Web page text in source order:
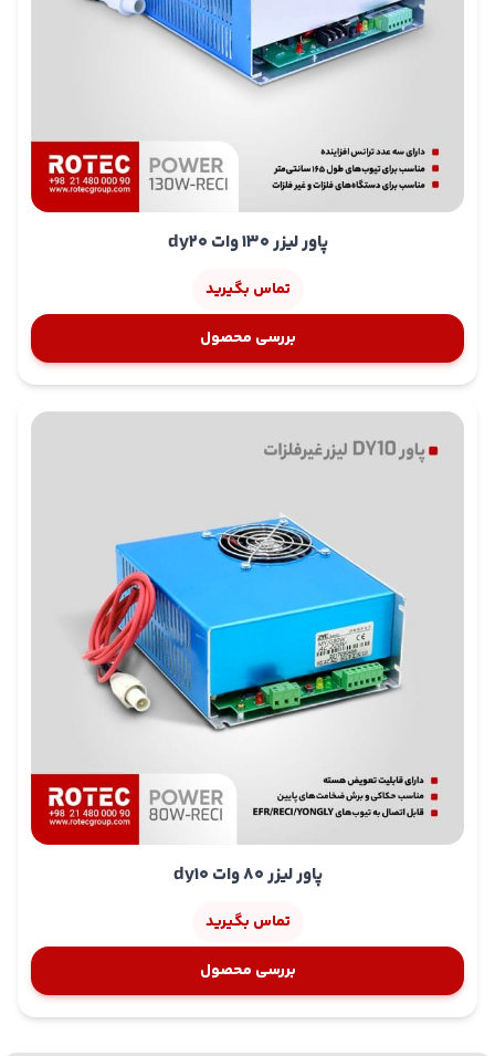
DC
کمتر از ۱ میلی‌آمپر در ۲۲۰ ولت)
میانگین طول عمر کاری این منابع تغذیه بیش از
۳۰٬۰۰۰
ساعت
است که اطمینان خاطر بالایی برای کاربران صنعتی فراهم
انواع دستگاه لیزر غیر فلزات محسوب می‌شوند این منابع با
توان خروجی پایدار، بازدهی بالا، حفاظت‌های ایمنی جامع و
طراحی صنعتی بادوام
، گزینه‌ای ایده‌آل برای کارگاه‌ها،
تولیدکنندگان و اپراتورهای ماشین‌آلات لیزری هستند با
استفاده از این منابع تغذیه، عملکرد دستگاه‌های لیزر شما به
حداکثر خواهد رسید و عمر تیوب‌ها افزایش چشم‌گیری خواهد
داشت؛ بنابراین این محصولات،
پاور لیزر 130 وات dy20
تماس بگیرید
بررسی محصول
پاور لیزر 80 وات dy10
تماس بگیرید
بررسی محصول